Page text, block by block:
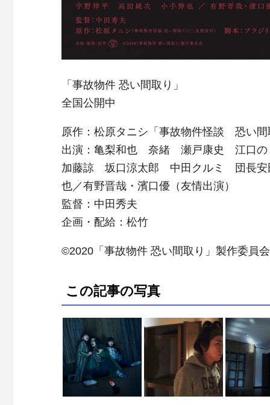
「事故物件 恐い間取り」
全国公開中
原作：松原タニシ「事故物件怪談 恐い間
出演：亀梨和也 奈緒 瀬戸康史 江口
加藤諒 坂口涼太郎 中田クルミ 団長
也／有野晋哉・濱口優（友情出演）
監督：中田秀夫
企画・配給：松竹
©2020「事故物件 恐い間取り」製作委員会
この記事の写真